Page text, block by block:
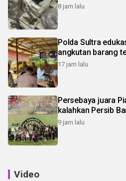
8 jam lalu
Polda Sultra
angkutan barang
17 jam lalu
Persebaya juara
kalahkan Persib
9 jam lalu
Video